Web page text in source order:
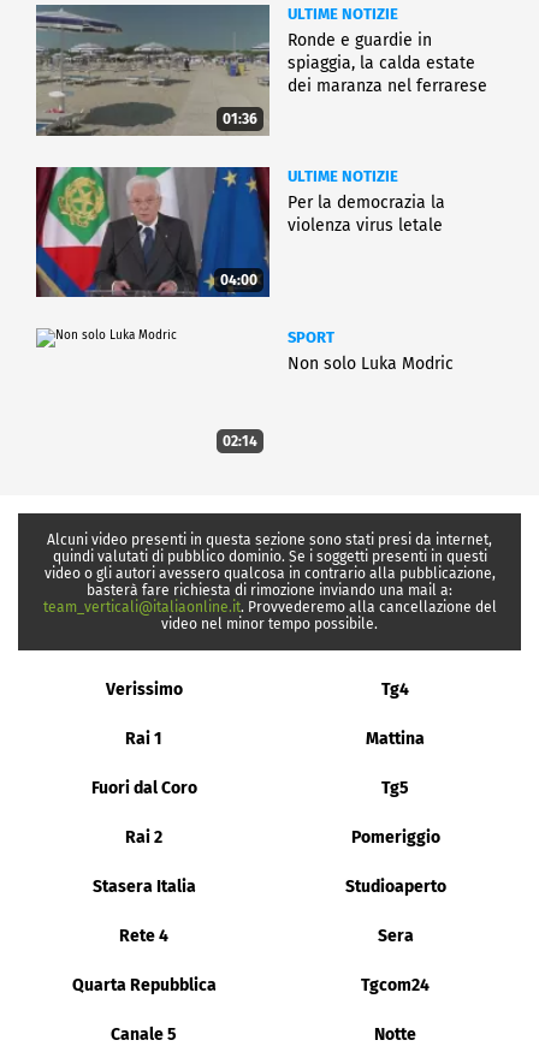
01:36
ULTIME NOTIZIE
Ronde e guardie in
spiaggia, la calda estate
dei maranza nel ferrarese
04:00
ULTIME NOTIZIE
Per la democrazia la
violenza virus letale
02:14
SPORT
Non solo Luka Modric
Alcuni video presenti in questa sezione sono stati presi da internet,
quindi valutati di pubblico dominio. Se i soggetti presenti in questi
video o gli autori avessero qualcosa in contrario alla pubblicazione,
basterà fare richiesta di rimozione inviando una mail a:
team_verticali@italiaonline.it. Provvederemo alla cancellazione del
video nel minor tempo possibile.
Verissimo Tg4
Rai 1 Mattina
Fuori dal Coro Tg5
Rai 2 Pomeriggio
Stasera Italia Studioaperto
Rete 4 Sera
Quarta Repubblica Tgcom24
Canale 5 Notte